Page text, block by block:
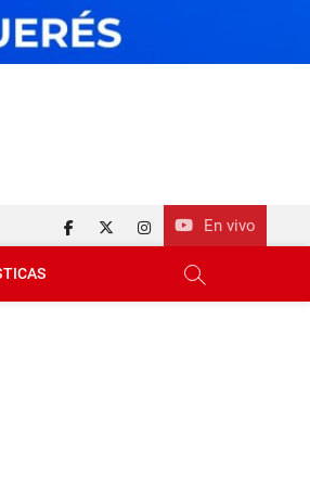
En vivo
facebook
twitterinstagram